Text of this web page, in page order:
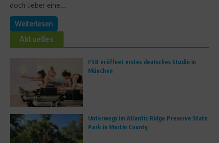
doch lieber eine...
Weiterlesen
Aktuelles
FS8 eröffnet erstes deutsches Studio in
München
Unterwegs im Atlantic Ridge Preserve State
Park in Martin County